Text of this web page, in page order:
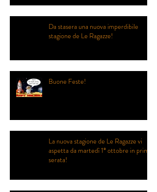
Da stasera una nuova imperdibile
stagione de Le Ragazze!
Buone Feste!
La nuova stagione de Le Ragazze vi
aspetta da martedì 1° ottobre in prima
serata!